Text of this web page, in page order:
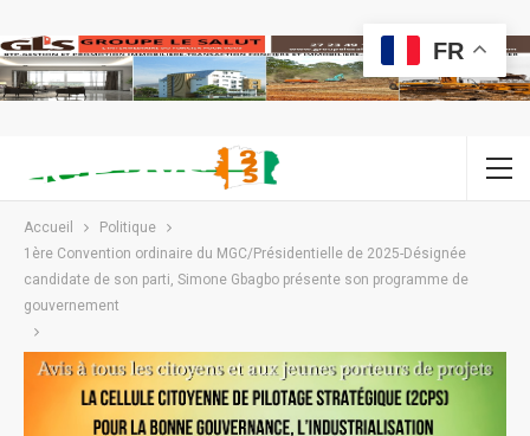
Accueil
Politique
1ère Convention ordinaire du MGC/Présidentielle de 2025-Désignée
candidate de son parti, Simone Gbagbo présente son programme de
gouvernement
FR